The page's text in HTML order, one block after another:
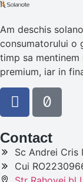
Am deschis
consumatorului o
timp sa
premium, iar in
Contact
Sc Andrei Cris
Cui